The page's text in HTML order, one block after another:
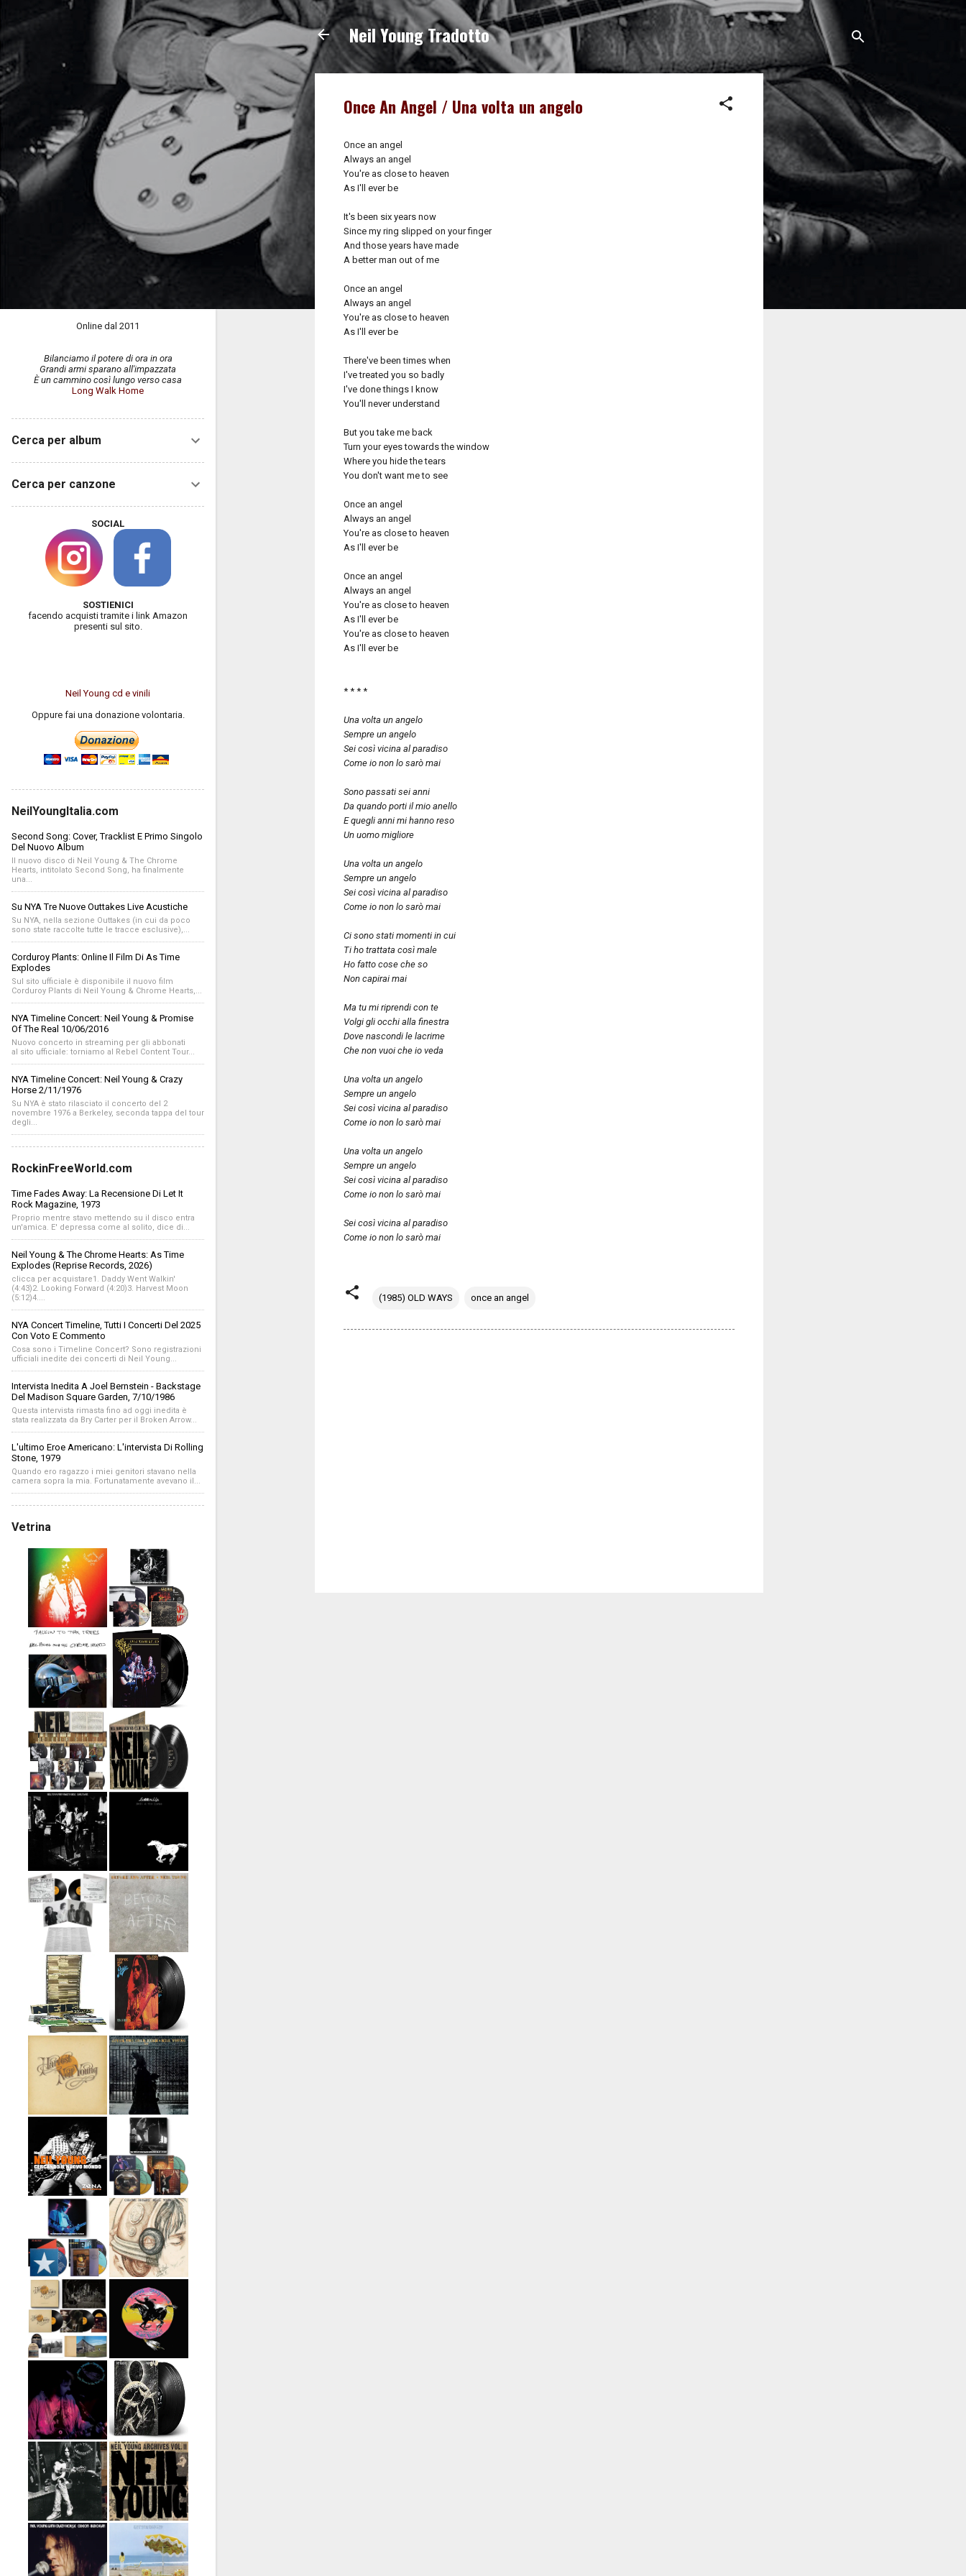
Passa ai contenuti principali
Neil Young Tradotto
Once An Angel / Una volta un angelo
Once an angel
Always an angel
You're as close to heaven
As I'll ever be
It's been six years now
Since my ring slipped on your finger
And those years have made
A better man out of me
Once an angel
Always an angel
You're as close to heaven
As I'll ever be
There've been times when
I've treated you so badly
I've done things I know
You'll never understand
But you take me back
Turn your eyes towards the window
Where you hide the tears
You don't want me to see
Once an angel
Always an angel
You're as close to heaven
As I'll ever be
Once an angel
Always an angel
You're as close to heaven
As I'll ever be
You're as close to heaven
As I'll ever be
* * * *
Una volta un angelo
Sempre un angelo
Sei così vicina al paradiso
Come io non lo sarò mai
Sono passati sei anni
Da quando porti il mio anello
E quegli anni mi hanno reso
Un uomo migliore
Una volta un angelo
Sempre un angelo
Sei così vicina al paradiso
Come io non lo sarò mai
Ci sono stati momenti in cui
Ti ho trattata così male
Ho fatto cose che so
Non capirai mai
Ma tu mi riprendi con te
Volgi gli occhi alla finestra
Dove nascondi le lacrime
Che non vuoi che io veda
Una volta un angelo
Sempre un angelo
Sei così vicina al paradiso
Come io non lo sarò mai
Una volta un angelo
Sempre un angelo
Sei così vicina al paradiso
Come io non lo sarò mai
Sei così vicina al paradiso
Come io non lo sarò mai
(1985) OLD WAYS once an angel
Online dal 2011
Bilanciamo il potere di ora in ora
Grandi armi sparano all'impazzata
È un cammino così lungo verso casa
Long Walk Home
Cerca per album
Cerca per canzone
SOCIAL
SOSTIENICI
facendo acquisti tramite i link Amazon
presenti sul sito.
Neil Young cd e vinili
Oppure fai una donazione volontaria.
NeilYoungItalia.com
Second Song: Cover, Tracklist E Primo Singolo
Del Nuovo Album
Il nuovo disco di Neil Young & The Chrome
Hearts, intitolato Second Song, ha finalmente
una...
Su NYA Tre Nuove Outtakes Live Acustiche
Su NYA, nella sezione Outtakes (in cui da poco
sono state raccolte tutte le tracce esclusive),...
Corduroy Plants: Online Il Film Di As Time
Explodes
Sul sito ufficiale è disponibile il nuovo film
Corduroy Plants di Neil Young & Chrome Hearts,...
NYA Timeline Concert: Neil Young & Promise
Of The Real 10/06/2016
Nuovo concerto in streaming per gli abbonati
al sito ufficiale: torniamo al Rebel Content Tour...
NYA Timeline Concert: Neil Young & Crazy
Horse 2/11/1976
Su NYA è stato rilasciato il concerto del 2
novembre 1976 a Berkeley, seconda tappa del tour
degli...
RockinFreeWorld.com
Time Fades Away: La Recensione Di Let It
Rock Magazine, 1973
Proprio mentre stavo mettendo su il disco entra
un'amica. E' depressa come al solito, dice di...
Neil Young & The Chrome Hearts: As Time
Explodes (Reprise Records, 2026)
clicca per acquistare1. Daddy Went Walkin'
(4:43)2. Looking Forward (4:20)3. Harvest Moon
(5:12)4....
NYA Concert Timeline, Tutti I Concerti Del 2025
Con Voto E Commento
Cosa sono i Timeline Concert? Sono registrazioni
ufficiali inedite dei concerti di Neil Young...
Intervista Inedita A Joel Bernstein - Backstage
Del Madison Square Garden, 7/10/1986
Questa intervista rimasta fino ad oggi inedita è
stata realizzata da Bry Carter per il Broken Arrow...
L'ultimo Eroe Americano: L'intervista Di Rolling
Stone, 1979
Quando ero ragazzo i miei genitori stavano nella
camera sopra la mia. Fortunatamente avevano il...
Vetrina